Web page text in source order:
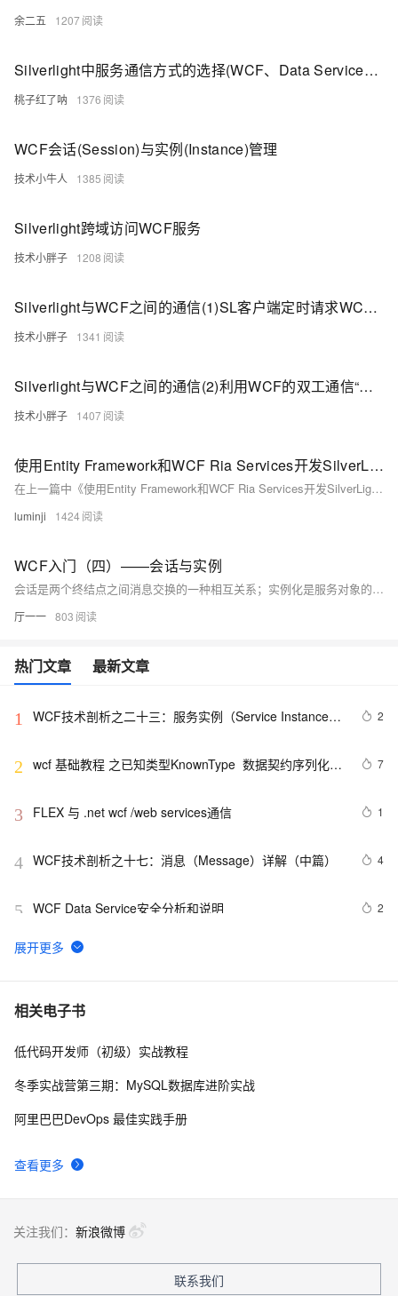
余二五 1207
Silverlight中服务通信方式的选择(WCF、Data Service、Ria Service)
桃子红了呐 1376
WCF会话(Session)与实例(Instance)管理
技术小牛人 1385
Silverlight跨域访问WCF服务
技术小胖子 1208
Silverlight与WCF之间的通信(1)SL客户端定时请求WCF服务
技术小胖子 1341
Silverlight与WCF之间的通信(2)利用WCF的双工通信“推送”给SL数据
技术小胖子 1407
使用Entity Framework和WCF Ria Services开发SilverLight之2：POCO
在上一篇中《使用Entity Framework和WCF Ria Services开发SilverLight之1：简单模型》我们提出这类简单模型的几个问题： 1：实体模型被紧耦合在EDM中，同时它不能项目（模块）使用。
luminji 1424
WCF入门（四）——会话与实例
会话是两个终结点之间消息交换的一种相互关系；实例化是服务对象的生存期控制。 （一）会话 会话由服务契约的SessionMode属性指定，SessionMode属性用于是否允许，禁止和要求会话状态，它有三种设定： Allowed 如果绑定支持会话，则契约支持会话 Required 要求绑定支持会话，否则引发异常 NotAllowed 指定契约不支持启动会话的绑定 如果服务支持会话，则可以通过实例创建模式属性指定服务契约实例与会话之间的关系。
厅一一 803
热门文章 最新文章
1
WCF技术剖析之二十三：服务实例（Service Instance）
2
2 wcf 基础教程 之已知类型KnownType  数据契约序列化
7
3 FLEX 与 .net wcf /web services通信 1
4 WCF技术剖析之十七：消息（Message）详解（中篇） 4
5 WCF Data Service安全分析和说明 2
6 WCF Cookie处理
7 Wcf通讯基础框架方案（五）——更新通知
8 WCF分布式开发步步为赢(12):WCF事务机制
（Encoding）实现（上篇）
相关电子书
查看更多
低代码开发师（初级）实战教程
冬季实战营第三期：MySQL数据库进阶实战
阿里巴巴DevOps 最佳实践手册
关注我们： 新浪微博
联系我们